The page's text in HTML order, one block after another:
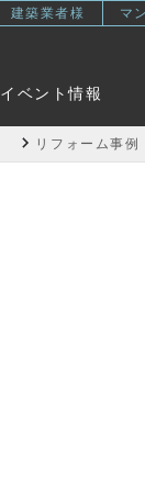
建築業者様 マ
イベント情報
リフォーム事例